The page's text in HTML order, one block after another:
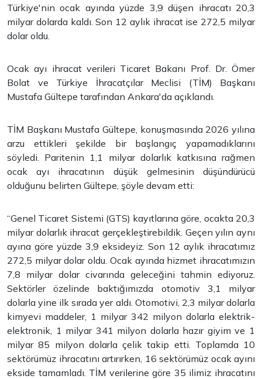
Türkiye'nin ocak ayında yüzde 3,9 düşen ihracatı 20,3
milyar dolarda kaldı. Son 12 aylık ihracat ise 272,5 milyar
dolar oldu.
Ocak ayı ihracat verileri Ticaret Bakanı Prof. Dr. Ömer
Bolat ve Türkiye İhracatçılar Meclisi (TİM) Başkanı
Mustafa Gültepe tarafından Ankara'da açıklandı.
TİM Başkanı Mustafa Gültepe, konuşmasında 2026 yılına
arzu ettikleri şekilde bir başlangıç yapamadıklarını
söyledi. Paritenin 1,1 milyar dolarlık katkısına rağmen
ocak ayı ihracatının düşük gelmesinin düşündürücü
olduğunu belirten Gültepe, şöyle devam etti:
“Genel Ticaret Sistemi (GTS) kayıtlarına göre, ocakta 20,3
milyar dolarlık ihracat gerçekleştirebildik. Geçen yılın aynı
ayına göre yüzde 3,9 eksideyiz. Son 12 aylık ihracatımız
272,5 milyar dolar oldu. Ocak ayında hizmet ihracatımızın
7,8 milyar dolar civarında geleceğini tahmin ediyoruz.
Sektörler özelinde baktığımızda otomotiv 3,1 milyar
dolarla yine ilk sırada yer aldı. Otomotivi, 2,3 milyar dolarla
kimyevi maddeler, 1 milyar 342 milyon dolarla elektrik-
elektronik, 1 milyar 341 milyon dolarla hazır giyim ve 1
milyar 85 milyon dolarla çelik takip etti. Toplamda 10
sektörümüz ihracatını artırırken, 16 sektörümüz ocak ayını
ekside tamamladı. TİM verilerine göre 35 ilimiz ihracatını